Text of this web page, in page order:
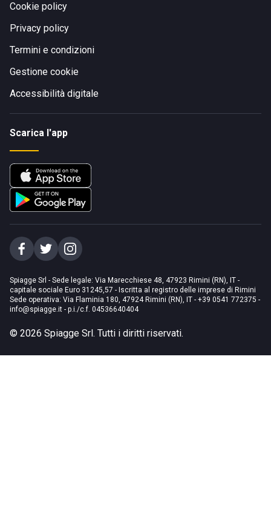
Cookie policy
Privacy policy
Termini e condizioni
Gestione cookie
Accessibilità digitale
Scarica l'app
Spiagge Srl - Sede legale: Via Marecchiese 48, 47923 Rimini (RN), IT -
capitale sociale Euro 31245,57 - Iscritta al registro delle imprese di Rimini
Sede operativa: Via Flaminia 180, 47924 Rimini (RN), IT - +39 0541 772375 -
info@spiagge.it - p.i./c.f. 04536640404
© 2026 Spiagge Srl. Tutti i diritti riservati.